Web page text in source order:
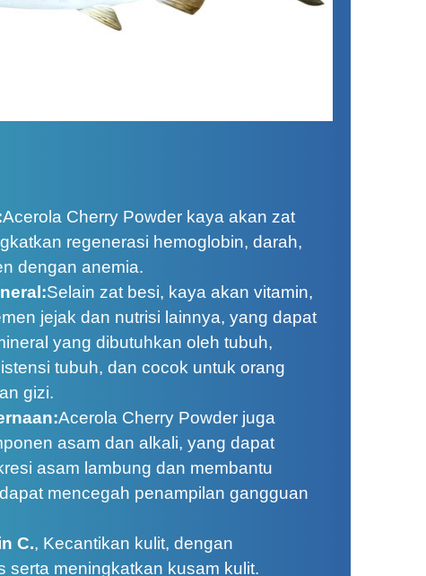
Acerola Cherry Powder kaya akan zat
regenerasi hemoglobin, darah,
dengan anemia.
Selain zat besi, kaya akan vitamin,
jejak dan nutrisi lainnya, yang dapat
yang dibutuhkan oleh tubuh,
tubuh, dan cocok untuk orang
gizi.
Acerola Cherry Powder juga
asam dan alkali, yang dapat
asam lambung dan membantu
mencegah penampilan gangguan
C., Kecantikan kulit, dengan
serta meningkatkan kusam kulit.